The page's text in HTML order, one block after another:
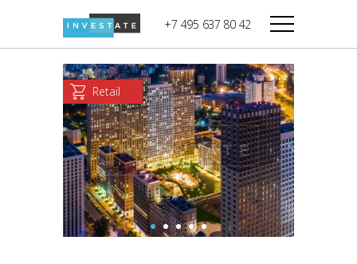
+7 495 637 80 42
Дикси
Верный
Мираторг
Магнолия
В башне
Башня Федерация-II
Запад
Башня Федерация-I
Восток
Город Столиц,
Северный блок
Город Столиц,
Южный блок
Retail